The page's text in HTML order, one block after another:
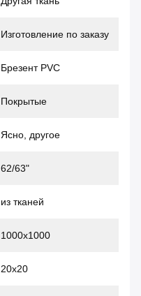
Изготовление по заказу
Брезент PVC
Покрытые
Ясно, другое
62/63"
из тканей
1000x1000
20x20